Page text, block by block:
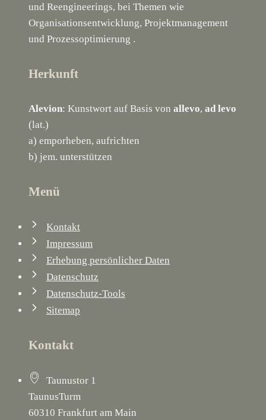
und Reengineerings, bei Themen wie
Organisationsentwicklung, Projektmanagement
und Prozessoptimierung .
Herkunft
Alevion: Kunstwort auf Basis von allevo, ad levo
(lat.)
a) emporheben, aufrichten
b) jem. unterstützen
Menü
Kontakt
Impressum
Erhebung persönlicher Daten
Datenschutz
Datenschutz-Tools
Sitemap
Kontakt
Taunustor 1
TaunusTurm
60310 Frankfurt am Main